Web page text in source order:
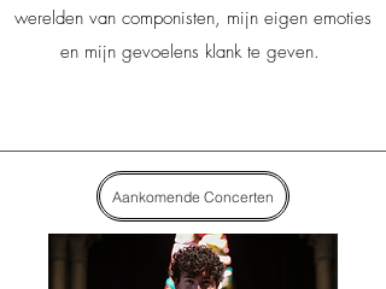
werelden van componisten, mijn eigen emoties
en mijn gevoelens klank te geven.
Aankomende Concerten